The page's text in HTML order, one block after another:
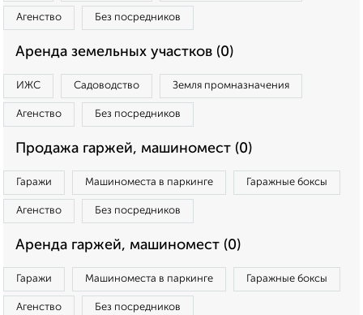
Агенство Без посредников
Аренда земельных участков (0)
ИЖС Садоводство Земля промназначения
Агенство Без посредников
Продажа гаржей, машиномест (0)
Гаражи Машиноместа в паркинге Гаражные боксы
Агенство Без посредников
Аренда гаржей, машиномест (0)
Гаражи Машиноместа в паркинге Гаражные боксы
Агенство Без посредников